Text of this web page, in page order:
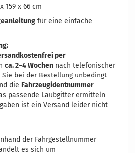
159 x 66 cm
für eine einfache
per
ca. 2–4 Wochen nach telefonischer
Sie bei der Bestellung unbedingt
die Fahrzeugidentnummer
passende Laubgitter ermitteln
ist ein Versand leider nicht
der Fahrgestellnummer
es sich um